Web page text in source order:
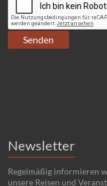
Newsletter
Regelmäßig informieren
unsere Reisen und